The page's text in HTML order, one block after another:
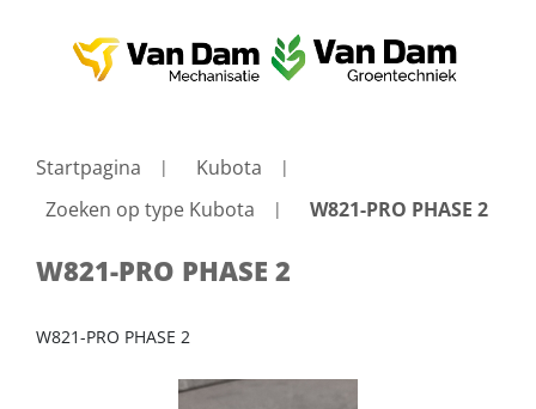
Startpagina
Kubota
Zoeken op type Kubota
W821-PRO PHASE 2
W821-PRO PHASE 2
W821-PRO PHASE 2